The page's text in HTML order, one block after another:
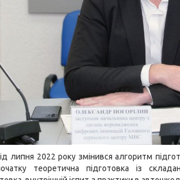
липня 2022 року змінився алгоритм
теоретична підготовка із